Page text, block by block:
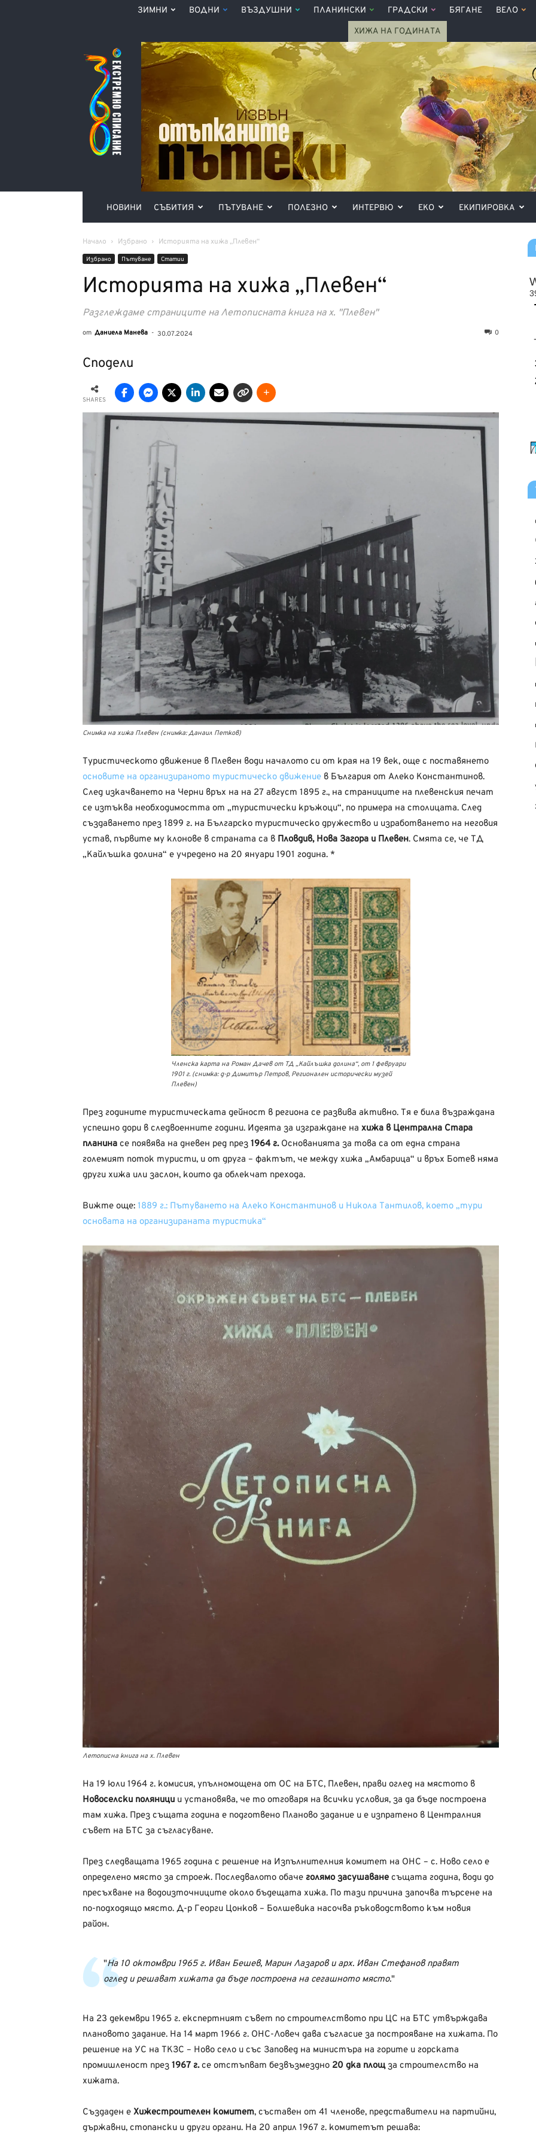
ЗИМНИ ВОДНИ ВЪЗДУШНИ ПЛАНИНСКИ ГРАДСКИ БЯГАНЕ ВЕЛО
ХИЖА НА ГОДИНАТА
Списание
360°
НОВИНИ СЪБИТИЯ ПЪТУВАНЕ ПОЛЕЗНО ИНТЕРВЮ ЕКО ЕКИПИРОВКА
Начало Избрано Историята на хижа „Плевен“
Избрано Пътуване Статии
Историята на хижа „Плевен“
Разглеждаме страниците на Летописната книга на х. "Плевен"
от Даниела Манева - 30.07.2024 0
Сподели
SHARES
Снимка на хижа Плевен (снимка: Данаил Петков)
Туристическото движение в Плевен води началото си от края на 19 век, още с поставянето
основите на организираното туристическо движение в България от Алеко Константинов.
След изкачването на Черни връх на на 27 август 1895 г., на страниците на плевенския печат
се изтъква необходимостта от „туристически кръжоци“, по примера на столицата. След
създаването през 1899 г. на Българско туристическо дружество и изработването на неговия
устав, първите му клонове в страната са в Пловдив, Нова Загора и Плевен. Смята се, че ТД
„Кайлъшка долина“ е учредено на 20 януари 1901 година. *
Членска карта на Роман Дачев от ТД „Кайлъшка долина“, от 1 февруари
1901 г. (снимка: д-р Димитър Петров, Регионален исторически музей
Плевен)
През годините туристическата дейност в региона се развива активно. Тя е била възраждана
успешно дори в следвоенните години. Идеята за изграждане на хижа в Централна Стара
планина се появява на дневен ред през 1964 г.Основанията за това са от една страна
големият поток туристи, и от друга – фактът, че между хижа „Амбарица“ и връх Ботев няма
други хижа или заслон, които да облекчат прехода.
Вижте още: 1889 г.: Пътуването на Алеко Константинов и Никола Тантилов, което „тури
основата на организираната туристика“
Летописна книга на х. Плевен
На 19 юли 1964 г. комисия, упълномощена от ОС на БТС, Плевен, прави оглед на мястото в
Новоселски поляници и установява, че то отговаря на всички условия, за да бъде построена
там хижа. През същата година е подготвено Планово задание и е изпратено в Централния
съвет на БТС за съгласуване.
През следващата 1965 година с решение на Изпълнителния комитет на ОНС – с. Ново село е
определено място за строеж. Последвалото обаче голямо засушаване същата година, води до
пресъхване на водоизточниците около бъдещата хижа. По тази причина започва търсене на
по-подходящо място. Д-р Георги Цонков – Болшевика насочва ръководството към новия
район.
На 10 октомври 1965 г. Иван Бешев, Марин Лазаров и арх. Иван Стефанов правят
оглед и решават хижата да бъде построена на сегашното място.
На 23 декември 1965 г. експертният съвет по строителството при ЦС на БТС утвърждава
плановото задание. На 14 март 1966 г. ОНС-Ловеч дава съгласие за построяване на хижата. По
решение на УС на ТКЗС – Ново село и със Заповед на министъра на горите и горската
промишленост през 1967 г.се отстъпват безвъзмездно 20 дка площза строителство на
хижата.
Създаден е Хижестроителен комитет, съставен от 41 членове, представители на партийни,
държавни, стопански и други органи. На 20 април 1967 г. комитетът решава: